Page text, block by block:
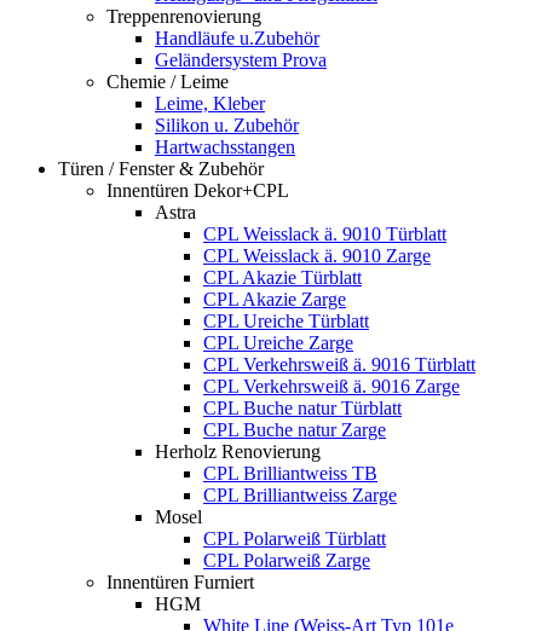
Treppenrenovierung
Handläufe u.Zubehör
Geländersystem Prova
Chemie / Leime
Leime, Kleber
Silikon u. Zubehör
Hartwachsstangen
Türen / Fenster & Zubehör
Innentüren Dekor+CPL
Astra
CPL Weisslack ä. 9010 Türblatt
CPL Weisslack ä. 9010 Zarge
CPL Akazie Türblatt
CPL Akazie Zarge
CPL Ureiche Türblatt
CPL Ureiche Zarge
CPL Verkehrsweiß ä. 9016 Türblatt
CPL Verkehrsweiß ä. 9016 Zarge
CPL Buche natur Türblatt
CPL Buche natur Zarge
Herholz Renovierung
CPL Brilliantweiss TB
CPL Brilliantweiss Zarge
Mosel
CPL Polarweiß Türblatt
CPL Polarweiß Zarge
Innentüren Furniert
HGM
White Line (Weiss-Art Typ 101e